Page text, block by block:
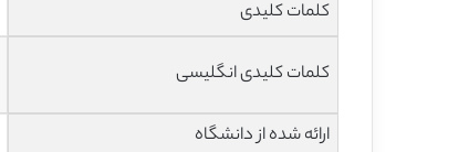
کلمات کلیدی
کلمات کلیدی انگلیسی
ارائه شده از دانشگاه